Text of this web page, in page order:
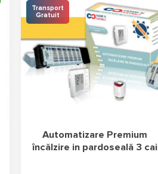
Transport
Gratuit
Automatizare Premium
încălzire in pardoseală 3 cai